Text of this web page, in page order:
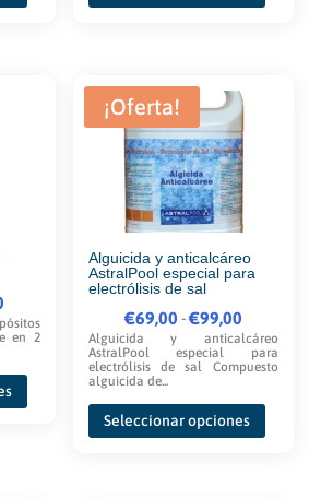
variantes.
de
producto
€137,40
de
en 2
Este
producto
¡Oferta!
Alguicida y anticalcáreo
AstralPool especial para
electrólisis de sal
€69,00 -€99,00
Rango
precios:
desde
€69,00
Alguicida y anticalcáreo
AstralPool especial para
electrólisis de sal Compuesto
alguicida de...
Seleccionar opciones
Este